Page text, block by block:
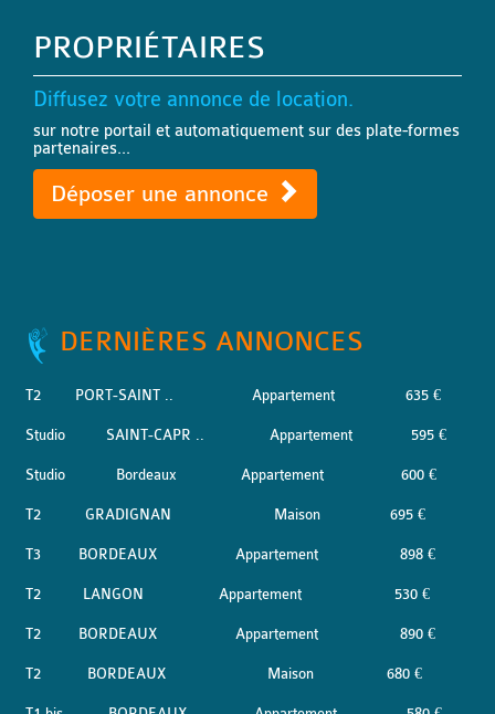
PROPRIÉTAIRES
Diffusez votre annonce de location.
sur notre portail et automatiquement sur des plate-formes
partenaires...
Déposer une annonce
DERNIÈRES ANNONCES
T2 PORT-SAINT .. Appartement 635 €
Studio SAINT-CAPR .. Appartement 595 €
Studio Bordeaux Appartement 600 €
T2 GRADIGNAN Maison 695 €
T3 BORDEAUX Appartement 898 €
T2 LANGON Appartement 530 €
T2 BORDEAUX Appartement 890 €
T2 BORDEAUX Maison 680 €